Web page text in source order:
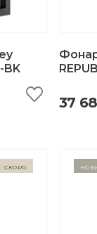
BK
37
Скоро